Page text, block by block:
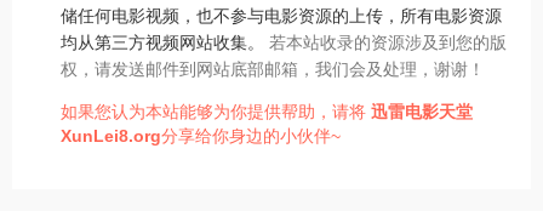
储任何电影视频，也不参与电影资源的上传，所有电影资源
均从第三方视频网站收集。 若本站收录的资源涉及到您的版
权，请发送邮件到网站底部邮箱，我们会及处理，谢谢！
如果您认为本站能够为你提供帮助，请将 迅雷电影天堂
XunLei8.org分享给你身边的小伙伴~